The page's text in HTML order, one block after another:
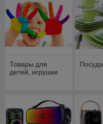
Товары для
детей, игрушки
Посуда